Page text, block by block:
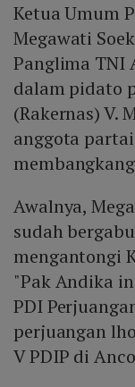
Ketua Umum
Megawati
Panglima TNI
dalam pidato
(Rakernas) V.
anggota
Awalnya,
sudah
mengantongi
"Pak Andika
PDI
perjuangan
V PDIP di